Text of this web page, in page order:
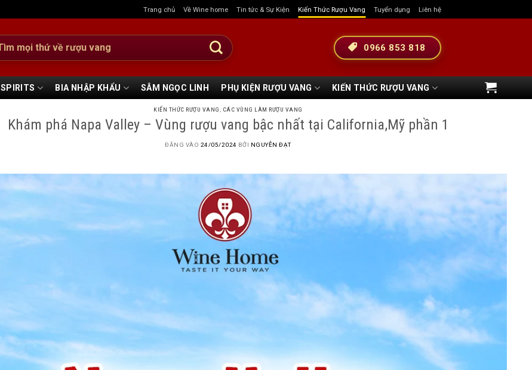
Trang chủ Về Wine home Tin tức & Sự Kiện Kiến Thức Rượu Vang Tuyển dụng Liên hệ
0966 853 818
SPIRITS BIA NHẬP KHẨU SÂM NGỌC LINH PHỤ KIỆN RƯỢU VANG KIẾN THỨC RƯỢU VANG
KIẾN THỨC RƯỢU VANG CÁC VÙNG LÀM RƯỢU VANG
Khám phá Napa Valley – Vùng rượu vang bậc nhất tại California,Mỹ phần 1
ĐĂNG VÀO 24/05/2024 BỞI NGUYỄN ĐẠT